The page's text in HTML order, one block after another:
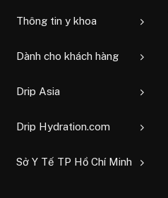
Thông tin y khoa
Dành cho khách hàng
Drip Asia
Drip Hydration.com
Sở Y Tế TP Hồ Chí Minh